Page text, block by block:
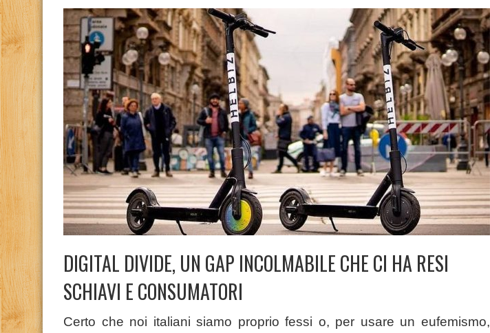
DIGITAL DIVIDE, UN GAP INCOLMABILE CHE CI HA RESI
SCHIAVI E CONSUMATORI
Certo che noi italiani siamo proprio fessi o, per usare un eufemismo,